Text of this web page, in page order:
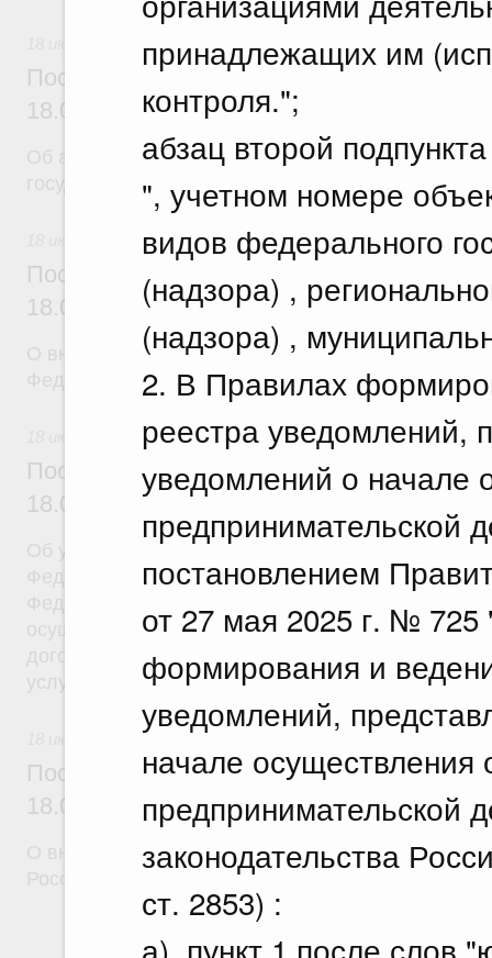
принадлежащих им
контроля.";
абзац второй
", учетном номере
видов федерального
(надзора) ,
(надзора) ,
2. В Правилах
реестра уведомлений,
уведомлений о начале
предпринимательской
постановлением
от 27 мая 2025 г. №
формирования и
уведомлений,
начале осуществления
предпринимательской
законодательства
ст. 2853) :
а) пункт 1 после слов
Постановление Правительства
18.07.2026 г. № 904
Об авансировании
государственных контрактов
Постановление Правительства
18.07.2026 г. № 909
О внесении изменения в постановление
Федерации от 17 февраля 2024 г. № 179
Постановление Правительства
18.07.2026 г. № 908
Об утверждении Правил уведомления частным
Федеральной службы войск национальной
осуществление частной детективной
договора на оказание сыскных услуг и об
Постановление Правительства
18.07.2026 г. № 910
О внесении изменений в некоторые акты
Российской Федерации